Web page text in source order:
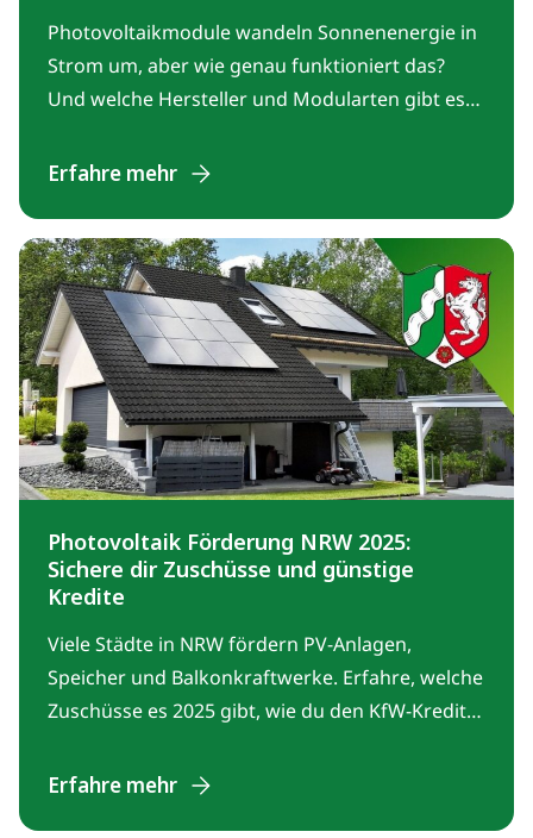
Photovoltaikmodule wandeln Sonnenenergie in
Strom um, aber wie genau funktioniert das?
Und welche Hersteller und Modularten gibt es?
rund um Solarmodule.
Erfahre mehr
Photovoltaik Förderung NRW 2025:
Sichere dir Zuschüsse und günstige
Kredite
Viele Städte in NRW fördern PV-Anlagen,
Speicher und Balkonkraftwerke. Erfahre, welche
Zuschüsse es 2025 gibt, wie du den KfW-Kredit
Einspeisevergütung gelten.
Erfahre mehr